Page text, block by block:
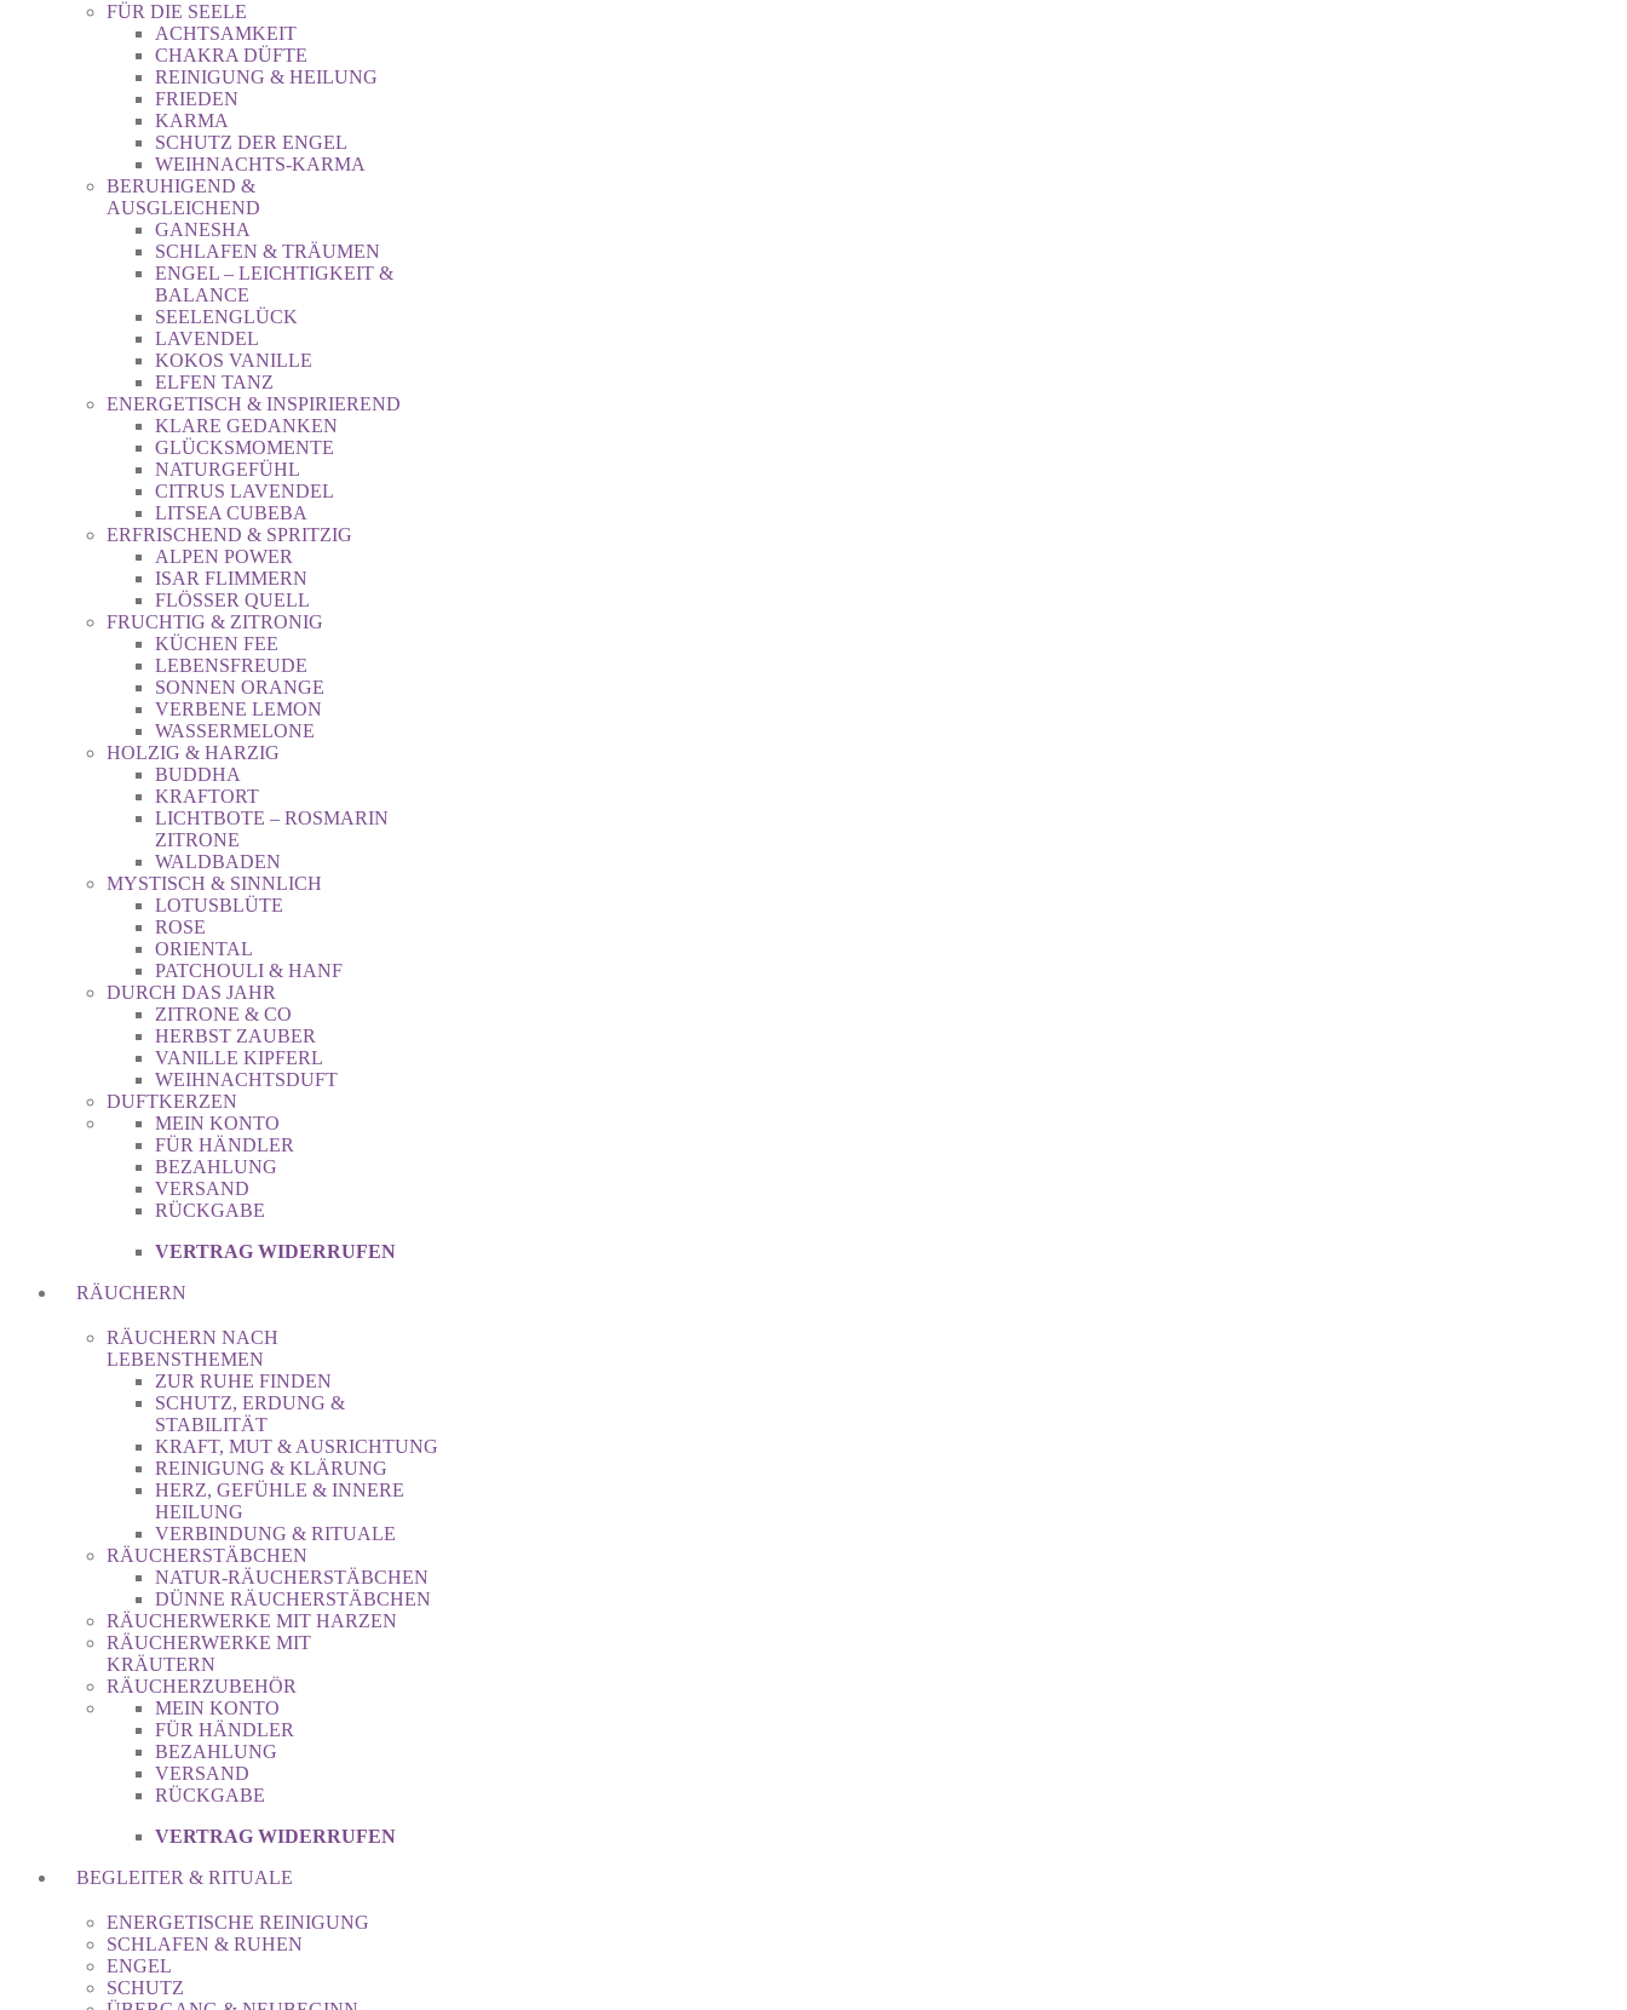
FÜR DIE SEELE
ACHTSAMKEIT
CHAKRA DÜFTE
REINIGUNG & HEILUNG
FRIEDEN
KARMA
SCHUTZ DER ENGEL
WEIHNACHTS-KARMA
BERUHIGEND &
AUSGLEICHEND
GANESHA
SCHLAFEN & TRÄUMEN
ENGEL – LEICHTIGKEIT &
BALANCE
SEELENGLÜCK
LAVENDEL
KOKOS VANILLE
ELFEN TANZ
ENERGETISCH & INSPIRIEREND
KLARE GEDANKEN
GLÜCKSMOMENTE
NATURGEFÜHL
CITRUS LAVENDEL
LITSEA CUBEBA
ERFRISCHEND & SPRITZIG
ALPEN POWER
ISAR FLIMMERN
FLÖSSER QUELL
FRUCHTIG & ZITRONIG
KÜCHEN FEE
LEBENSFREUDE
SONNEN ORANGE
VERBENE LEMON
WASSERMELONE
HOLZIG & HARZIG
BUDDHA
KRAFTORT
LICHTBOTE – ROSMARIN
ZITRONE
WALDBADEN
MYSTISCH & SINNLICH
LOTUSBLÜTE
ROSE
ORIENTAL
PATCHOULI & HANF
DURCH DAS JAHR
ZITRONE & CO
HERBST ZAUBER
VANILLE KIPFERL
WEIHNACHTSDUFT
DUFTKERZEN
MEIN KONTO
FÜR HÄNDLER
BEZAHLUNG
VERSAND
RÜCKGABE
VERTRAG WIDERRUFEN
RÄUCHERN
RÄUCHERN NACH
LEBENSTHEMEN
ZUR RUHE FINDEN
SCHUTZ, ERDUNG &
STABILITÄT
KRAFT, MUT & AUSRICHTUNG
REINIGUNG & KLÄRUNG
HERZ, GEFÜHLE & INNERE
HEILUNG
VERBINDUNG & RITUALE
RÄUCHERSTÄBCHEN
NATUR-RÄUCHERSTÄBCHEN
DÜNNE RÄUCHERSTÄBCHEN
RÄUCHERWERKE MIT HARZEN
RÄUCHERWERKE MIT
KRÄUTERN
RÄUCHERZUBEHÖR
MEIN KONTO
FÜR HÄNDLER
BEZAHLUNG
VERSAND
RÜCKGABE
VERTRAG WIDERRUFEN
BEGLEITER & RITUALE
ENERGETISCHE REINIGUNG
SCHLAFEN & RUHEN
ENGEL
SCHUTZ